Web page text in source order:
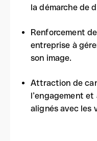
la démarche de
Renforcement
entreprise à
son image.
Attraction de
l’engagement
alignés avec les